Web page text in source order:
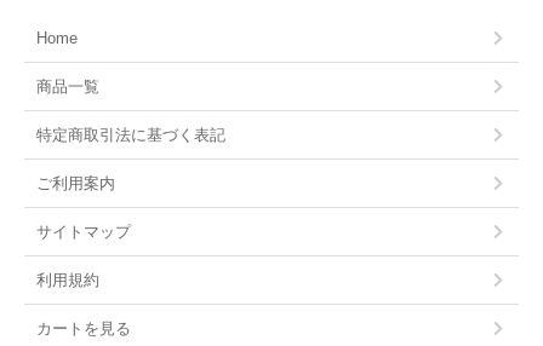
Home
商品一覧
特定商取引法に基づく表記
ご利用案内
サイトマップ
利用規約
カートを見る